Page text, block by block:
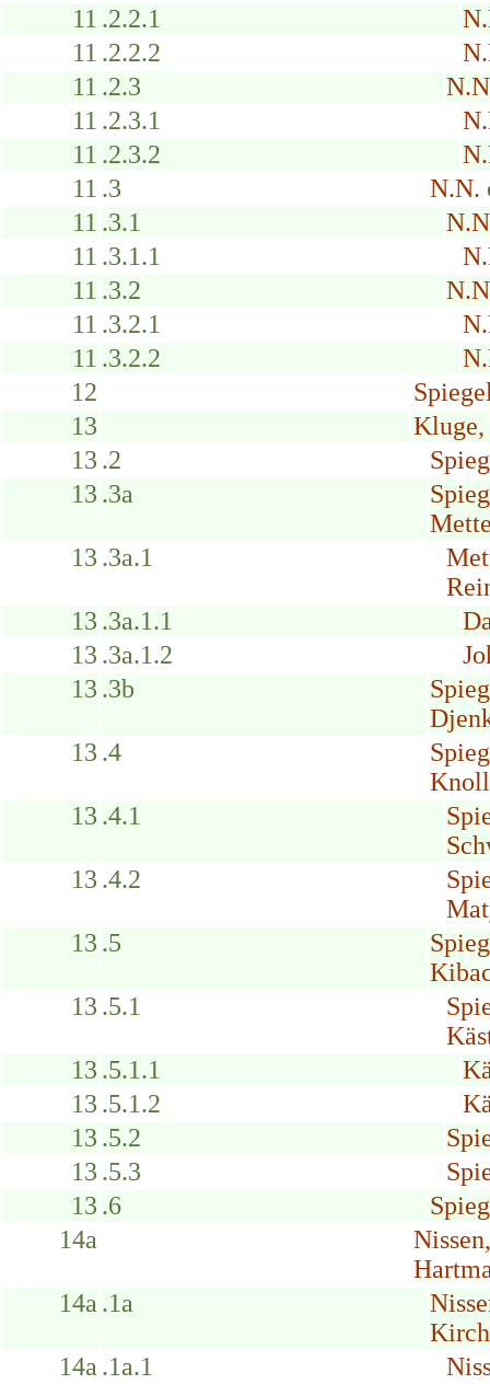
11 .2.2.1
11 .2.2.2
11 .2.3
11 .2.3.1
11 .2.3.2
11 .3 N.N.
11 .3.1
11 .3.1.1
11 .3.2
11 .3.2.1
11 .3.2.2
12
13
13 .2
13 .3a
13 .3a.1
13 .3a.1.1
13 .3a.1.2
13 .3b
13 .4
13 .4.1
13 .4.2
13 .5
13 .5.1
13 .5.1.1
13 .5.1.2
13 .5.2
13 .5.3
13 .6
14a
14a .1a
14a .1a.1